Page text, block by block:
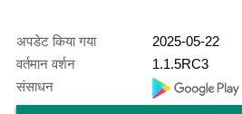
अपडेट किया गया
2025-05-22
वर्तमान वर्शन
1.1.5RC3
संसाधन